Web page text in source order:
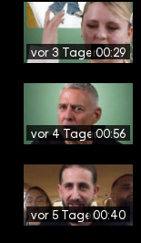
vor 3 Tagen00:29
vor 4 Tagen00:56
vor 5 Tagen00:40